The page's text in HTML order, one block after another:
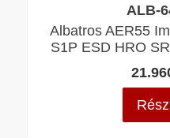
ALB-
Albatros AER55
S1P ESD HRO